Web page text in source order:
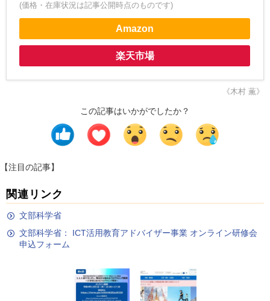
(価格・在庫状況は記事公開時点のものです)
Amazon
楽天市場
《木村 薫》
この記事はいかがでしたか？
【注目の記事】
関連リンク
文部科学省
文部科学省： ICT活用教育アドバイザー事業 オンライン研修会
申込フォーム